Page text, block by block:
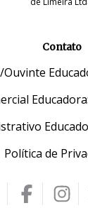
Contato
Política de